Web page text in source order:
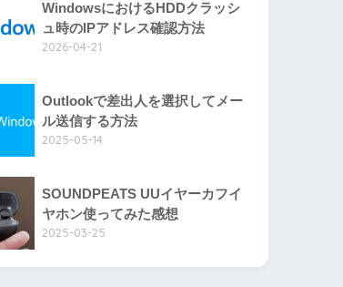
WindowsにおけるHDDクラッシ
ュ時のIPアドレス確認方法
2026-04-21
Outlookで差出人を選択してメー
ル送信する方法
2025-05-14
SOUNDPEATS UUイヤーカフイ
ヤホン使ってみた感想
2025-03-25